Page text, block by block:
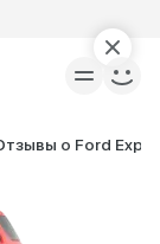
о Ford